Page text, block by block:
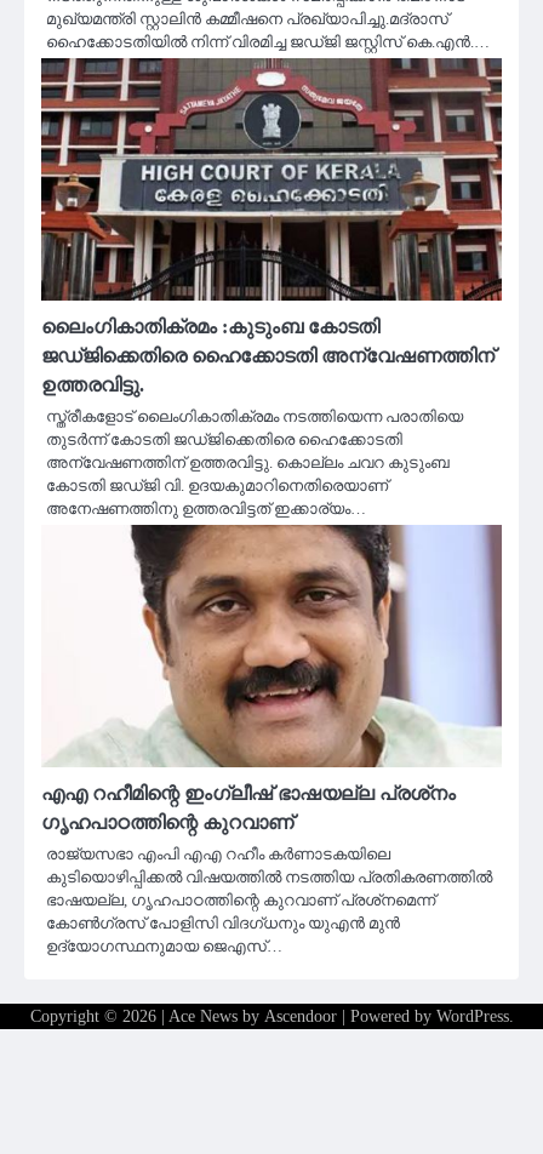
മുഖ്യമന്ത്രി സ്റ്റാലിൻ കമ്മീഷനെ പ്രഖ്യാപിച്ചു.മദ്രാസ്
ഹൈക്കോടതിയിൽ നിന്ന് വിരമിച്ച ജഡ്ജി ജസ്റ്റിസ് കെ.എൻ.…
ലൈംഗികാതിക്രമം :കുടുംബ കോടതി
ജഡ്ജിക്കെതിരെ ഹൈക്കോടതി അന്വേഷണത്തിന്
ഉത്തരവിട്ടു.
സ്ത്രീകളോട് ലൈംഗികാതിക്രമം നടത്തിയെന്ന പരാതിയെ
തുടർന്ന് കോടതി ജഡ്ജിക്കെതിരെ ഹൈക്കോടതി
അന്വേഷണത്തിന് ഉത്തരവിട്ടു. കൊല്ലം ചവറ കുടുംബ
കോടതി ജഡ്ജി വി. ഉദയകുമാറിനെതിരെയാണ്
അനേഷണത്തിനു ഉത്തരവിട്ടത് ഇക്കാര്യം…
എഎ റഹീമിന്റെ ഇംഗ്ലീഷ് ഭാഷയല്ല പ്രശ്‌നം
ഗൃഹപാഠത്തിന്റെ കുറവാണ്
രാജ്യസഭാ എംപി എഎ റഹീം കര്‍ണാടകയിലെ
കുടിയൊഴിപ്പിക്കല്‍ വിഷയത്തില്‍ നടത്തിയ പ്രതികരണത്തില്‍
ഭാഷയല്ല, ഗൃഹപാഠത്തിന്റെ കുറവാണ് പ്രശ്‌നമെന്ന്
കോണ്‍ഗ്രസ് പോളിസി വിദഗ്ധനും യുഎന്‍ മുന്‍
ഉദ്യോഗസ്ഥനുമായ ജെഎസ്…
Copyright © 2026 | Ace News by Ascendoor| Powered by WordPress.